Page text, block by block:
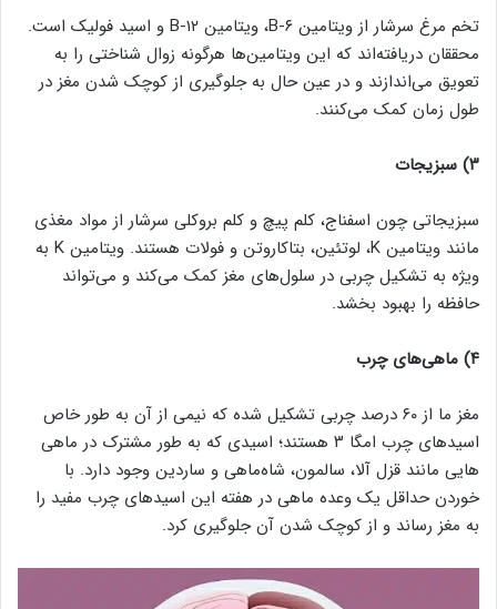
تخم مرغ سرشار از ویتامین B-۶، ویتامین B-۱۲ و اسید فولیک است.
محققان دریافته‌اند که این ویتامین‌ها هرگونه زوال شناختی را به
تعویق می‌اندازند و در عین حال به جلوگیری از کوچک شدن مغز در
طول زمان کمک می‌کنند.
۳) سبزیجات
سبزیجاتی چون اسفناج، کلم پیچ و کلم بروکلی سرشار از مواد مغذی
مانند ویتامین K، لوتئین، بتاکاروتن و فولات هستند. ویتامین K به
ویژه به تشکیل چربی در سلول‌های مغز کمک می‌کند و می‌تواند
حافظه را بهبود بخشد.
۴) ماهی‌های چرب
مغز ما از ۶۰ درصد چربی تشکیل شده که نیمی از آن به طور خاص
اسیدهای چرب امگا ۳ هستند؛ اسیدی که به طور مشترک در ماهی
هایی مانند قزل آلا، سالمون، شاه‌ماهی و ساردین وجود دارد. با
خوردن حداقل یک وعده ماهی در هفته این اسیدهای چرب مفید را
به مغز رساند و از کوچک شدن آن جلوگیری کرد.